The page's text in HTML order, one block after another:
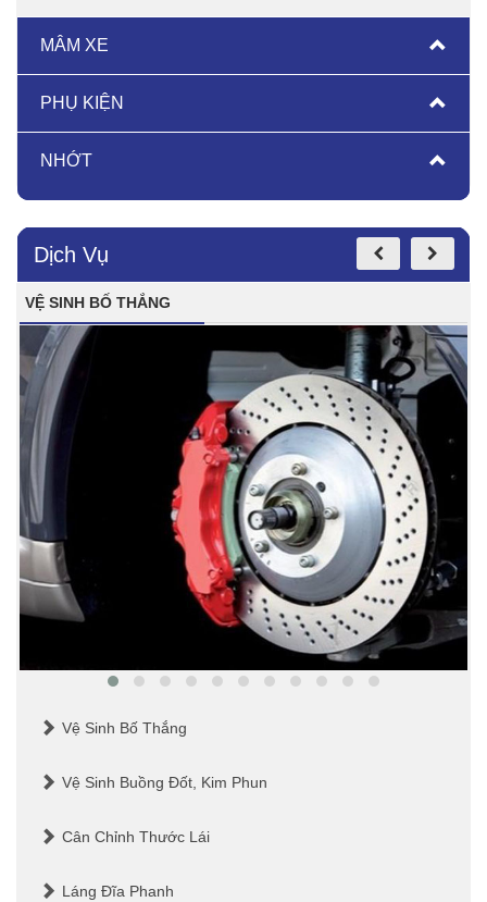
MÂM XE
PHỤ KIỆN
NHỚT
Dịch Vụ
VỆ SINH BỐ THẮNG
Vệ Sinh Bố Thắng
Vệ Sinh Buồng Đốt, Kim Phun
Cân Chỉnh Thước Lái
Láng Đĩa Phanh